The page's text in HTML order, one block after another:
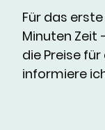
Für das
Minuten Zeit
die Preise
informiere